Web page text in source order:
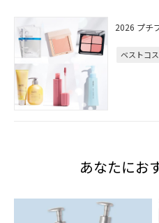
2026 プチ
ベストコ
あなたにお